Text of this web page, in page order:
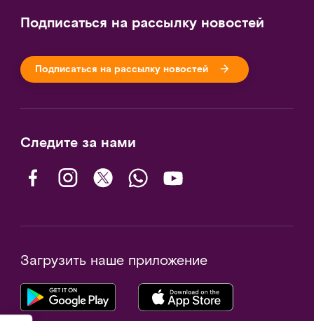
Подписаться на рассылку новостей
Подписаться на рассылку новостей
Следите за нами
Загрузить наше приложение